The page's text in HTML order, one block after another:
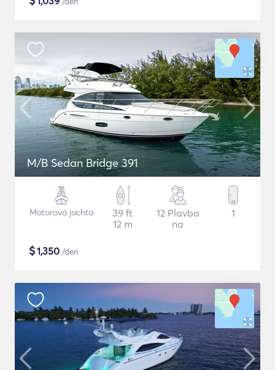
M/B Sedan Bridge 391
Motorová jachta
39 ft
12 m
12 Plavba
na
1
$1,350 /den